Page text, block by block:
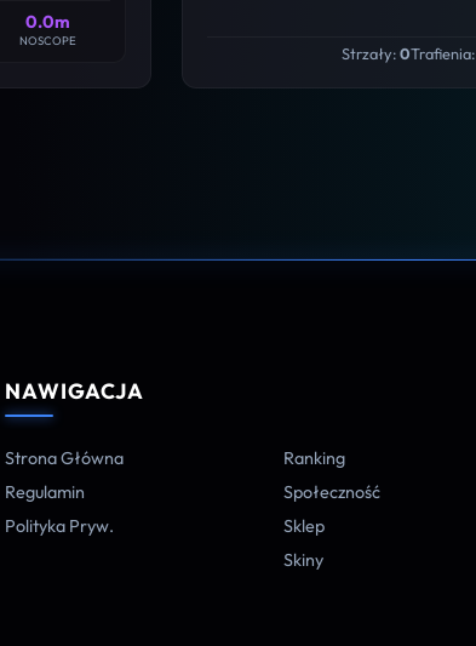
0.0m
NOSCOPE
Strzały:0Trafienia:
NAWIGACJA
Strona Główna
Regulamin
Polityka Pryw.
Ranking
Społeczność
Sklep
Skiny